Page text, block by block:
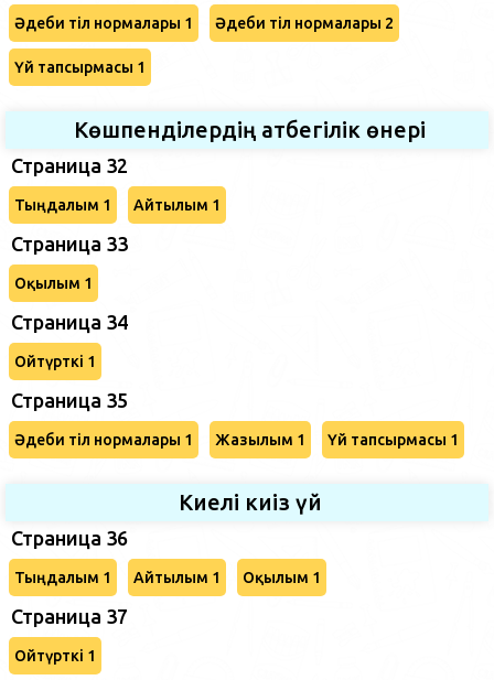
Әдеби тіл нормалары 1 Әдеби тіл нормалары 2
Үй тапсырмасы 1
Көшпенділердің атбегілік өнері
Страница 32
Тыңдалым 1 Айтылым 1
Страница 33
Оқылым 1
Страница 34
Ойтүрткі 1
Страница 35
Әдеби тіл нормалары 1 Жазылым 1 Үй тапсырмасы 1
Киелі киіз үй
Страница 36
Тыңдалым 1 Айтылым 1 Оқылым 1
Страница 37
Ойтүрткі 1